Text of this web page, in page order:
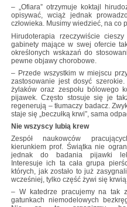
– „Ofiara” otrzymuje koktajl
opisywać, wciąż jednak
człowieka. Musimy wiedzieć, na
Hirudoterapia rzeczywiście
gabinety mające w swej ofercie
określonych wskazań do
pewne objawy chorobowe.
– Przede wszystkim w miejscu
zastosowanie jest dosyć
żylaków oraz zespołu bólowego
pijawek. Często stosuje się je
regenerują – tłumaczy badacz.
staje się „beczułką krwi”, sama
Nie wszyscy lubią krew
Zespół naukowców
kierunkiem prof. Świątka nie
jednak do badania pijawki
Interesuje ich ta cała grupa
których, jak zostało to już
wcześniej, tylko część żywi się
– W katedrze pracujemy na tak
gatunkach niemodelowych